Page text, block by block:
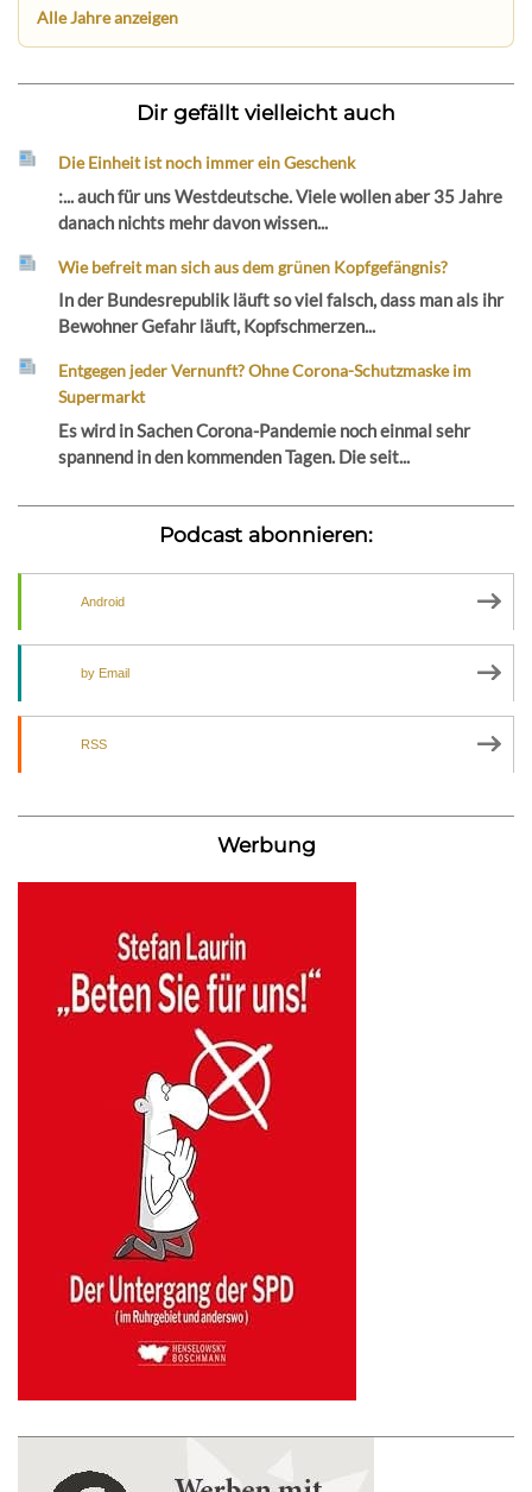
Alle Jahre anzeigen
Dir gefällt vielleicht auch
Die Einheit ist noch immer ein Geschenk
:... auch für uns Westdeutsche. Viele wollen aber 35 Jahre
danach nichts mehr davon wissen...
Wie befreit man sich aus dem grünen Kopfgefängnis?
In der Bundesrepublik läuft so viel falsch, dass man als ihr
Bewohner Gefahr läuft, Kopfschmerzen...
Entgegen jeder Vernunft? Ohne Corona-Schutzmaske im
Supermarkt
Es wird in Sachen Corona-Pandemie noch einmal sehr
spannend in den kommenden Tagen. Die seit...
Podcast abonnieren:
Android
by Email
RSS
Werbung